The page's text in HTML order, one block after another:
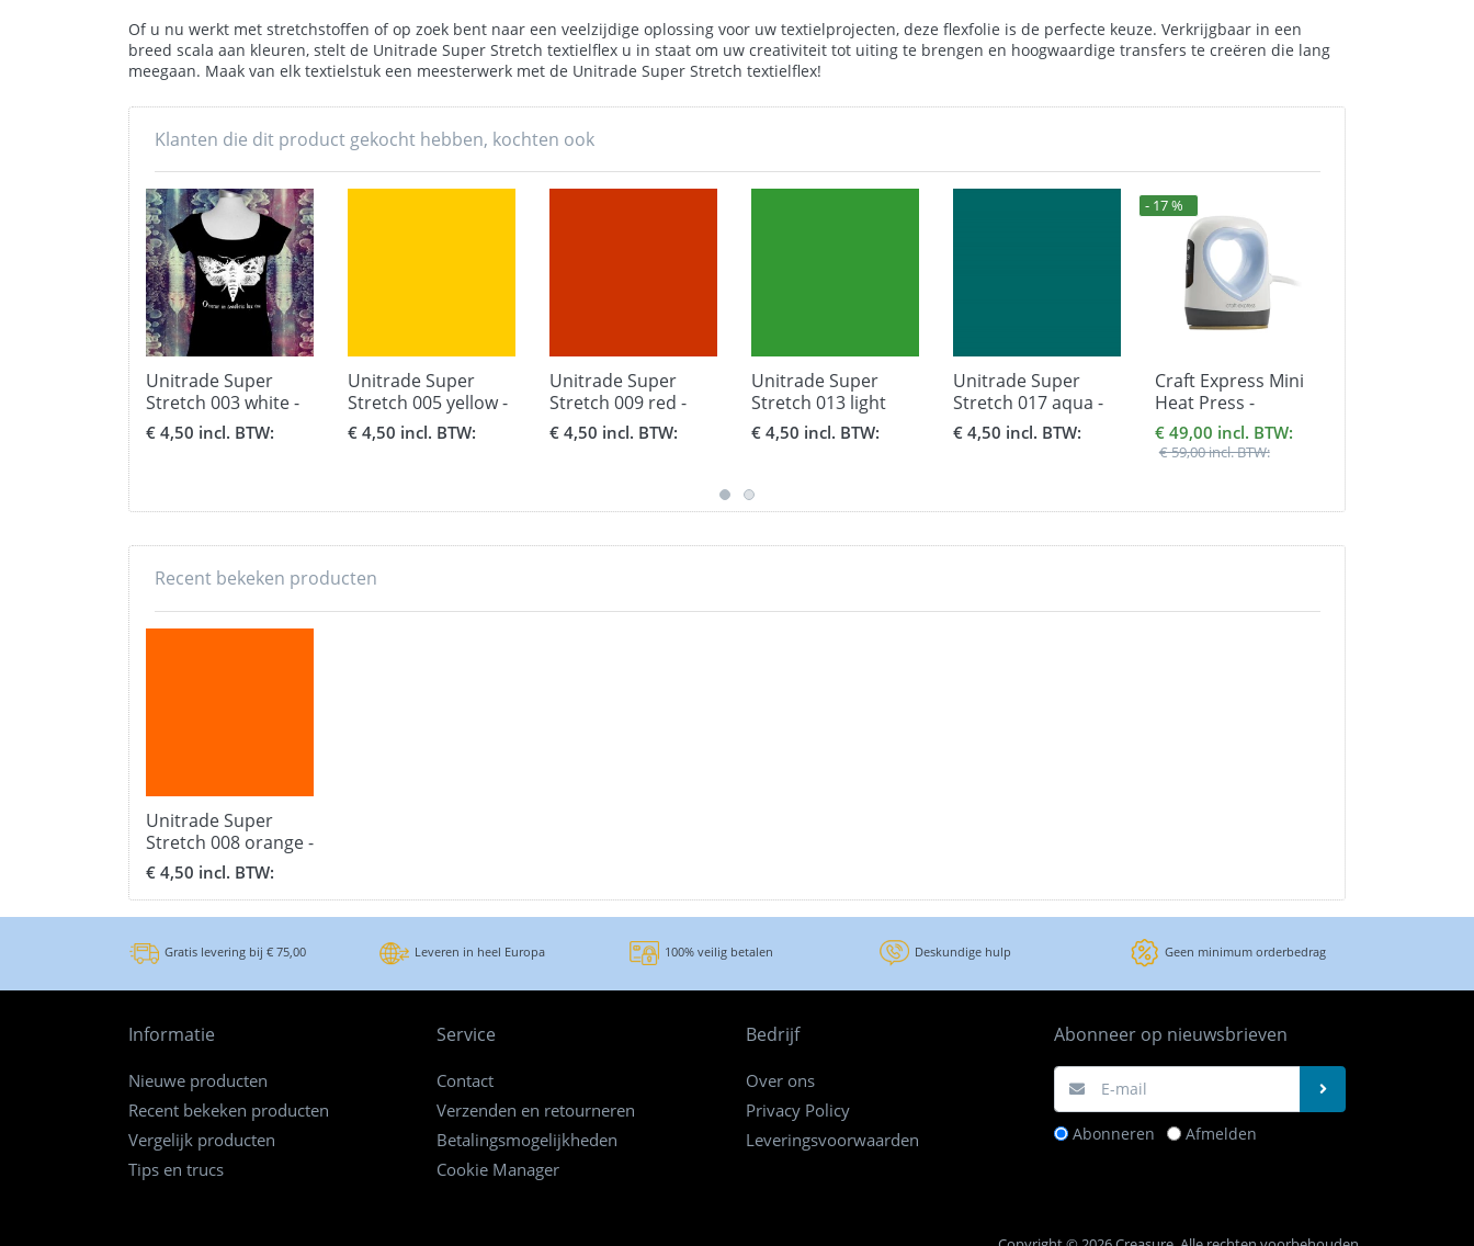
Of u nu werkt met stretchstoffen of op zoek bent naar een veelzijdige oplossing voor uw textielprojecten, deze flexfolie is de perfecte keuze. Verkrijgbaar in een
breed scala aan kleuren, stelt de Unitrade Super Stretch textielflex u in staat om uw creativiteit tot uiting te brengen en hoogwaardige transfers te creëren die lang
meegaan. Maak van elk textielstuk een meesterwerk met de Unitrade Super Stretch textielflex!
Klanten die dit product gekocht hebben, kochten ook
Unitrade Super
Stretch 003 white -
formaat 30,5 x 51
cm.
€ 4,50 incl. BTW:
Unitrade Super
Stretch 005 yellow -
formaat 30,5 x 51
cm.
€ 4,50 incl. BTW:
Unitrade Super
Stretch 009 red -
formaat 30,5 x 51
cm.
€ 4,50 incl. BTW:
Unitrade Super
Stretch 013 light
green - formaat 30,5
x 51 cm.
€ 4,50 incl. BTW:
Unitrade Super
Stretch 017 aqua -
formaat 30,5 x 51
cm.
€ 4,50 incl. BTW:
- 17 %
Craft Express Mini
Heat Press -
formaat 58 x 76
mm.
€ 49,00 incl. BTW:
€ 59,00 incl. BTW:
Recent bekeken producten
Unitrade Super
Stretch 008 orange -
formaat 30,5 x 51
cm.
€ 4,50 incl. BTW:
Gratis levering bij € 75,00 Leveren in heel Europa 100% veilig betalen Deskundige hulp Geen minimum orderbedrag
Informatie
Nieuwe producten
Recent bekeken producten
Vergelijk producten
Tips en trucs
Service
Contact
Verzenden en retourneren
Betalingsmogelijkheden
Cookie Manager
Bedrijf
Over ons
Privacy Policy
Leveringsvoorwaarden
Abonneer op nieuwsbrieven
Abonneren Afmelden